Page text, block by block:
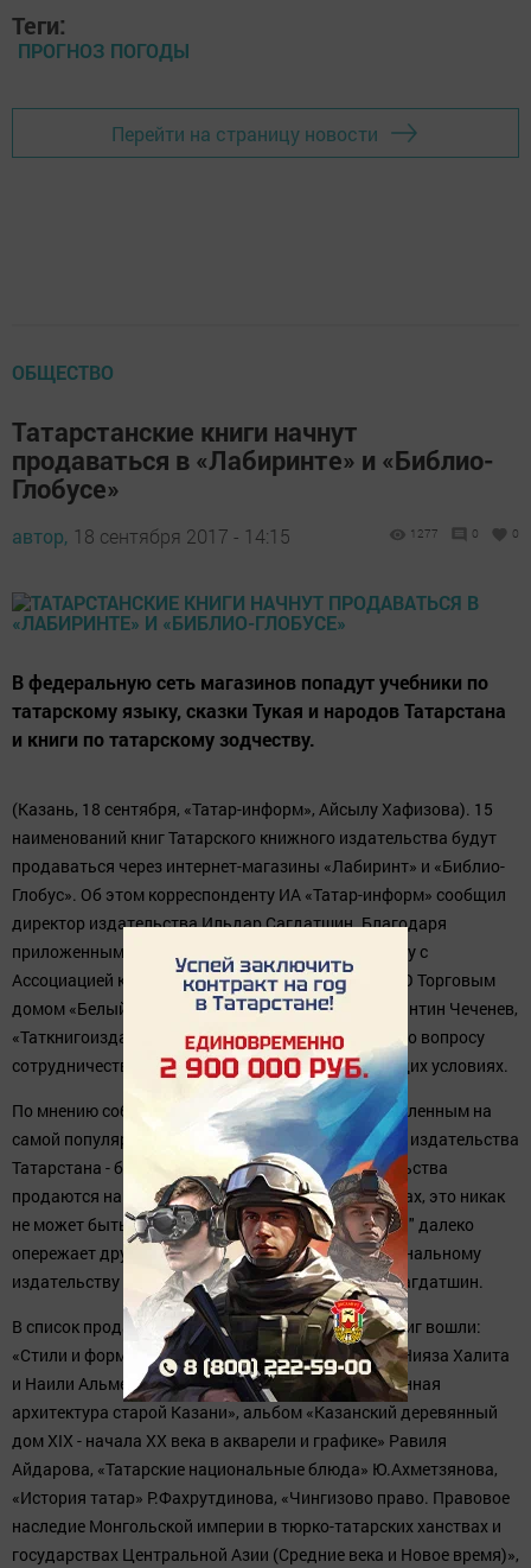
Теги:
ПРОГНОЗ ПОГОДЫ
Перейти на страницу новости
ОБЩЕСТВО
Татарстанские книги начнут
продаваться в «Лабиринте» и «Библио-
Глобусе»
автор, 18 сентября 2017 - 14:15 1277 0 0
В федеральную сеть магазинов попадут учебники по
татарскому языку, сказки Тукая и народов Татарстана
и книги по татарскому зодчеству.
(Казань, 18 сентября, «Татар-информ», Айсылу Хафизова). 15
наименований книг Татарского книжного издательства будут
продаваться через интернет-магазины «Лабиринт» и «Библио-
Глобус». Об этом корреспонденту ИА «Татар-информ» сообщил
директор издательства Ильдар Сагдатшин. Благодаря
приложенным усилиям и плотному сотрудничеству с
Ассоциацией книгоиздателей России (АСКИ) и ООО Торговым
домом «Белый город», которым руководит Константин Чеченев,
«Таткнигоиздату» удалось провести переговоры по вопросу
сотрудничества с интернет-магазинами на щадящих условиях.
По мнению собеседника агентства, быть представленным на
самой популярной площадке книжного рынка для издательства
Татарстана - большая удача. «Если книги издательства
продаются на самых популярных в России ресурсах, это никак
не может быть не выгодно. Площадка "Лабиринта" далеко
опережает другие площадки. И не каждому национальному
издательству удается такого достичь», - сказал Сагдатшин.
В список продаваемых на федеральном уровне книг вошли:
«Стили и формы татарской архитектуры Казани» Нияза Халита
и Наили Альменовой-Халит, фотоальбом «Деревянная
архитектура старой Казани», альбом «Казанский деревянный
дом XIX - начала XX века в акварели и графике» Равиля
Айдарова, «Татарские национальные блюда» Ю.Ахметзянова,
«История татар» Р.Фахрутдинова, «Чингизово право. Правовое
наследие Монгольской империи в тюрко-татарских ханствах и
государствах Центральной Азии (Средние века и Новое время)»,